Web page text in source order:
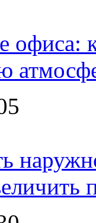
офиса: